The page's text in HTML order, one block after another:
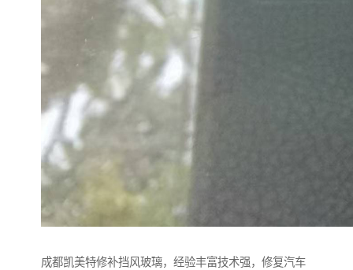
成都凯美特修补挡风玻璃，经验丰富技术强，修复汽车